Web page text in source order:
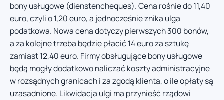
bony usługowe (dienstencheques). Cena rośnie do 11,40
euro, czyli o 1,20 euro, a jednocześnie znika ulga
podatkowa. Nowa cena dotyczy pierwszych 300 bonów,
a za kolejne trzeba będzie płacić 14 euro za sztukę
zamiast 12,40 euro. Firmy obsługujące bony usługowe
będą mogły dodatkowo naliczać koszty administracyjne
w rozsądnych granicach i za zgodą klienta, o ile opłaty są
uzasadnione. Likwidacja ulgi ma przynieść rządowi